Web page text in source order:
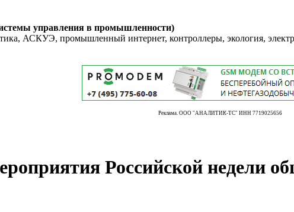
управления в промышленности)
АСКУЭ, промышленный интернет, контроллеры, экология,
Реклама. ООО "АНАЛИТИК-ТС" ИНН 7719025656
Российской недели